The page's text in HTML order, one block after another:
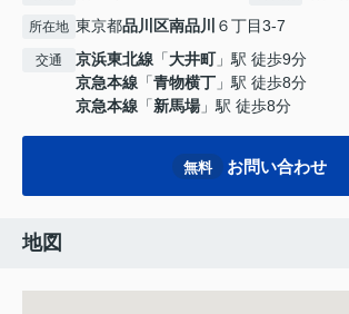
所在地 東京都品川区南品川 ６丁目3-7
交通 京浜東北線 「大井町」駅 徒歩9分
京急本線 「青物横丁 」駅 徒歩8分
京急本線 「新馬場」駅 徒歩8分
無料 お問い合わせ
地図